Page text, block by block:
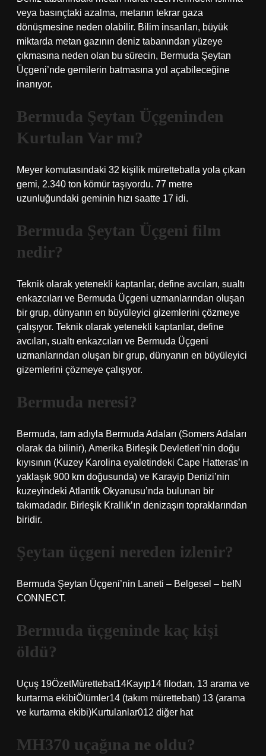
veya basınçtaki azalma, metanın tekrar gaza
dönüşmesine neden olabilir. Bilim insanları, büyük
miktarda metan gazının deniz tabanından yüzeye
çıkmasına neden olan bu sürecin, Bermuda Şeytan
Üçgeni’nde gemilerin batmasına yol açabileceğine
inanıyor.
Bermuda Şeytan Üçgeninden
Kurtulan Var mı?
Meyer komutasındaki 32 kişilik mürettebatla yola çıkan
gemi, 2.340 ton kömür taşıyordu. 77 metre
uzunluğundaki geminin hızı saatte 17 idi.
Bermuda Şeytan Üçgeni film
nedir?
Teknik olarak yetenekli kaptanlar, define avcıları, sualtı
enkazcıları ve Bermuda Üçgeni uzmanlarından oluşan
bir grup, dünyanın en büyüleyici gizemlerini çözmeye
çalışıyor. Teknik olarak yetenekli kaptanlar, define
avcıları, sualtı enkazcıları ve Bermuda Üçgeni
uzmanlarından oluşan bir grup, dünyanın en büyüleyici
gizemlerini çözmeye çalışıyor.
Bermuda neresi?
Bermuda, tam adıyla Bermuda Adaları (Somers Adaları
olarak da bilinir), Amerika Birleşik Devletleri’nin doğu
kıyısının (Kuzey Karolina eyaletindeki Cape Hatteras’ın
yaklaşık 900 km doğusunda) ve Karayip Denizi’nin
kuzeyindeki Atlantik Okyanusu’nda bulunan bir
takımadadır. Birleşik Krallık’ın denizaşırı topraklarından
biridir.
Şeytan üçgeni nereden izlenir?
Bermuda Şeytan Üçgeni’nin Laneti – Belgesel – beIN
CONNECT.
Bermuda üçgeninde kaç kişi
öldü?
Uçuş 19ÖzetMürettebat14Kayıp14 filodan, 13 arama ve
kurtarma ekibiÖlümler14 (takım mürettebatı) 13 (arama
ve kurtarma ekibi)Kurtulanlar012 diğer hat
MH370 uçağına ne oldu?